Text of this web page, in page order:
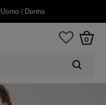
Uomo Donna
0